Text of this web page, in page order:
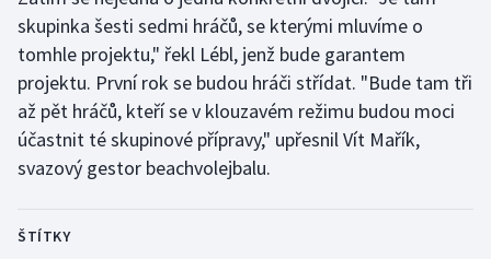
skupinka šesti sedmi hráčů, se kterými mluvíme o
tomhle projektu," řekl Lébl, jenž bude garantem
projektu. První rok se budou hráči střídat. "Bude tam tři
až pět hráčů, kteří se v klouzavém režimu budou moci
účastnit té skupinové přípravy," upřesnil Vít Mařík,
svazový gestor beachvolejbalu.
ŠTÍTKY